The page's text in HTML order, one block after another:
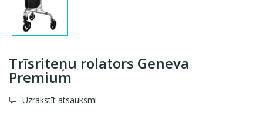
Trīsriteņu rolators Geneva
Premium
Uzrakstīt atsauksmi